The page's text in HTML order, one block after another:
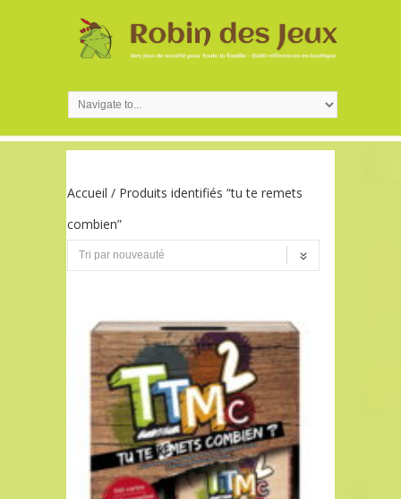
Accueil / Produits identifiés “tu te remets
combien”